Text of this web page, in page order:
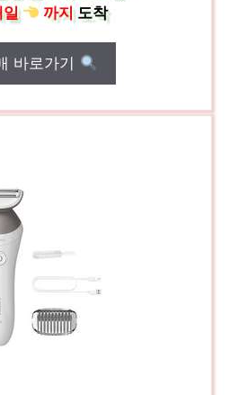
일
까지도착
바로가기